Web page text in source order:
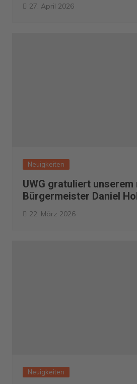
27. April 2026
Neuigkeiten
UWG gratuliert unserem
Bürgermeister Daniel
22. März 2026
Neuigkeiten